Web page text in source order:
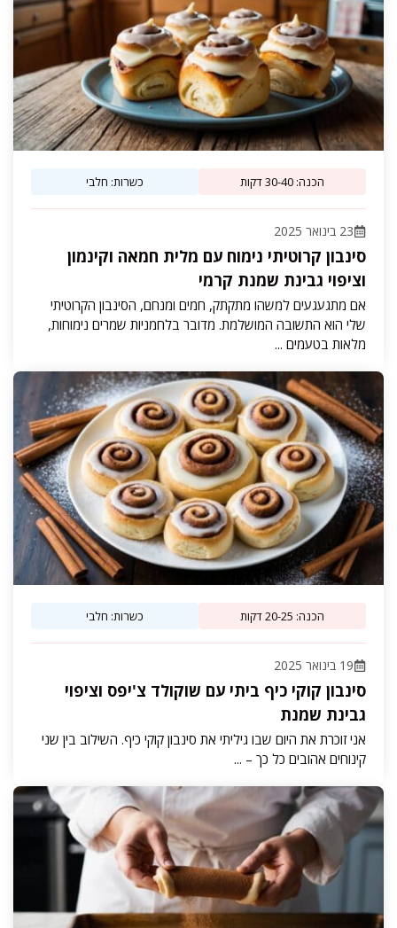
הכנה: 30-40 דקות כשרות: חלבי
23 בינואר 2025
סינבון קרוטיתי נימוח עם מלית חמאה וקינמון
וציפוי גבינת שמנת קרמי
אם מתגעגעים למשהו מתקתק, חמים ומנחם, הסינבון הקרוטיתי
שלי הוא התשובה המושלמת. מדובר בלחמניות שמרים נימוחות,
מלאות בטעמים ...
הכנה: 20-25 דקות כשרות: חלבי
19 בינואר 2025
סינבון קוקי כיף ביתי עם שוקולד צ'יפס וציפוי
גבינת שמנת
אני זוכרת את היום שבו גיליתי את סינבון קוקי כיף. השילוב בין שני
קינוחים אהובים כל כך – ...